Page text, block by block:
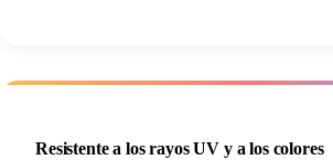
Resistente a los rayos UV y a los colores